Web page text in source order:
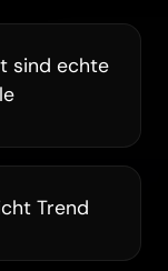
sind echte
Trend